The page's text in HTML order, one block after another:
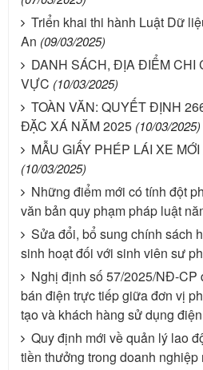
Triển khai thi hành Luật Dữ
An (09/03/2025)
DANH SÁCH, ĐỊA ĐIỂM CHI
VỰC (10/03/2025)
TOÀN VĂN: QUYẾT ĐỊNH
ĐẶC XÁ NĂM 2025 (10/03/2025)
MẪU GIẤY PHÉP LÁI XE
(10/03/2025)
Những điểm mới có tính đột
văn bản quy phạm pháp luật
Sửa đổi, bổ sung chính sách
sinh hoạt đối với sinh viên sư
Nghị định số 57/2025/NĐ-CP
bán điện trực tiếp giữa đơn vị
tạo và khách hàng sử dụng
Quy định mới về quản lý lao
tiền thưởng trong doanh nghiệp